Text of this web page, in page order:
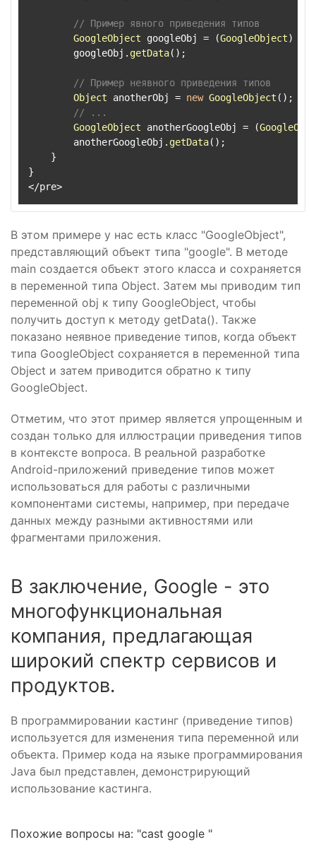
// Пример явного приведения типов
GoogleObject googleObj = (GoogleObject)
        googleObj.
getData();
// Пример неявного приведения типов
Object anotherObj = new GoogleObject ();
// ...
GoogleObject anotherGoogleObj = (
        anotherGoogleObj.
getData();
    }
}
</pre>
В этом примере у нас есть класс "GoogleObject",
представляющий объект типа "google". В методе
main создается объект этого класса и сохраняется
в переменной типа Object. Затем мы приводим тип
переменной obj к типу GoogleObject, чтобы
получить доступ к методу getData(). Также
показано неявное приведение типов, когда объект
типа GoogleObject сохраняется в переменной типа
Object и затем приводится обратно к типу
GoogleObject.
Отметим, что этот пример является упрощенным и
создан только для иллюстрации приведения типов
в контексте вопроса. В реальной разработке
Android-приложений приведение типов может
использоваться для работы с различными
компонентами системы, например, при передаче
данных между разными активностями или
фрагментами приложения.
В заключение, Google - это
многофункциональная
компания, предлагающая
широкий спектр сервисов и
продуктов.
В программировании кастинг (приведение типов)
используется для изменения типа переменной или
объекта. Пример кода на языке программирования
Java был представлен, демонстрирующий
использование кастинга.
Похожие вопросы на: "cast google "